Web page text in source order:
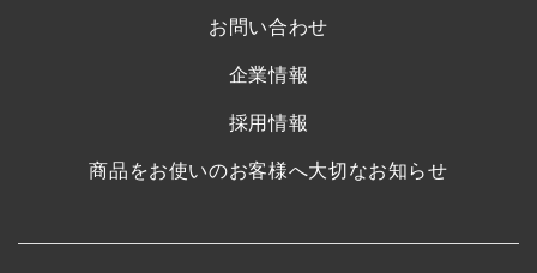
お問い合わせ
企業情報
採用情報
商品をお使いのお客様へ大切なお知らせ